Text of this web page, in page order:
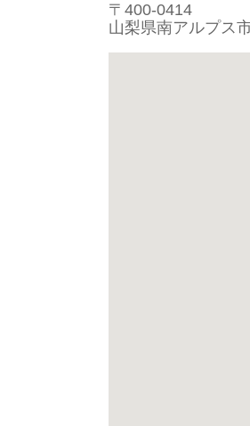
〒400-0414
山梨県南アルプス